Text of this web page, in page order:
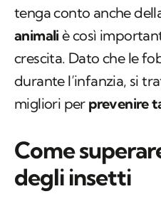
tenga conto anche
animali è così
crescita. Dato che le
durante l’infanzia, si
migliori per prevenire
Come
degli insetti